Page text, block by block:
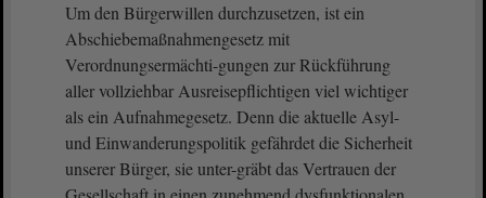
Um den Bürgerwillen durchzusetzen, ist ein
Abschiebemaßnahmengesetz mit
Verordnungsermächti-gungen zur Rückführung
aller vollziehbar Ausreisepflichtigen viel wichtiger
als ein Aufnahmegesetz. Denn die aktuelle Asyl-
und Einwanderungspolitik gefährdet die Sicherheit
unserer Bürger, sie unter-gräbt das Vertrauen der